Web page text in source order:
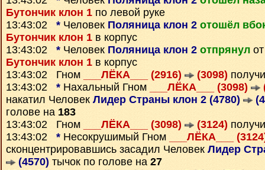
Бутончик клон 1 по левой руке
13:43:02 * Человек Поляница клон 2 отошёл
Бутончик клон 1 в корпус
13:43:02 * Человек Поляница клон 2 отпрянул
Бутончик клон 1 в корпус
13:43:02 Гном
___ЛЁКА___ (2916) (3098)
13:43:02 * Нахальный Гном ___ЛЁКА___ (3098)
накатил Человек Лидер Страны клон 2 (4780)
голове на 183
13:43:02 Гном
___ЛЁКА___ (3098) (3124)
13:43:02 * Несокрушимый Гном
___ЛЁКА___
сконцентрировавшись засадил Человек Лидер
(4570) тычок по голове на 27